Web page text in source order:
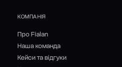
із США LCL.
КОМПАНІЯ
Про Fialan
Наша команда
Кейси та відгуки